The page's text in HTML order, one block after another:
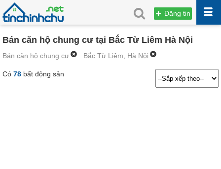
Đăng tin
Bán căn hộ chung cư tại Bắc Từ Liêm Hà Nội
Bán căn hộ chung cư Bắc Từ Liêm, Hà Nội
Có 78 bất động sản